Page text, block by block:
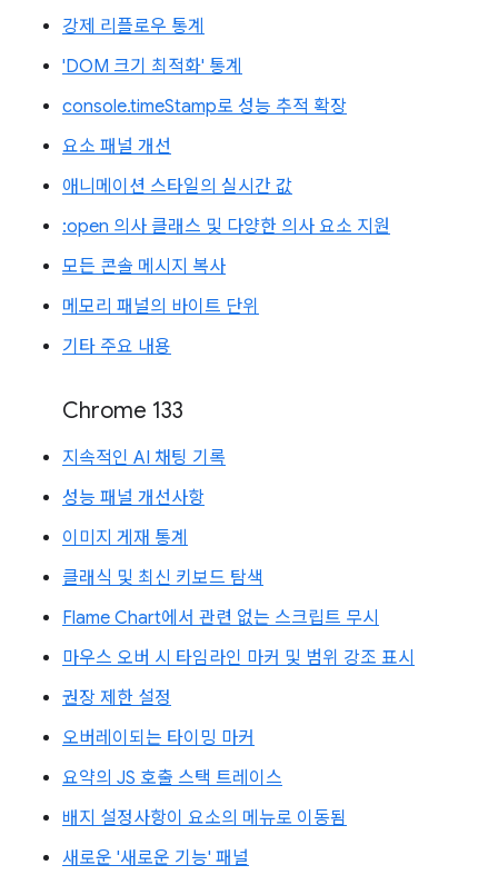
강제 리플로우 통계
'DOM 크기 최적화' 통계
console.timeStamp로 성능 추적 확장
요소 패널 개선
애니메이션 스타일의 실시간 값
:open 의사 클래스 및 다양한 의사 요소 지원
모든 콘솔 메시지 복사
메모리 패널의 바이트 단위
기타 주요 내용
Chrome 133
지속적인 AI 채팅 기록
성능 패널 개선사항
이미지 게재 통계
클래식 및 최신 키보드 탐색
Flame Chart에서 관련 없는 스크립트 무시
마우스 오버 시 타임라인 마커 및 범위 강조 표시
권장 제한 설정
오버레이되는 타이밍 마커
요약의 JS 호출 스택 트레이스
배지 설정사항이 요소의 메뉴로 이동됨
새로운 '새로운 기능' 패널